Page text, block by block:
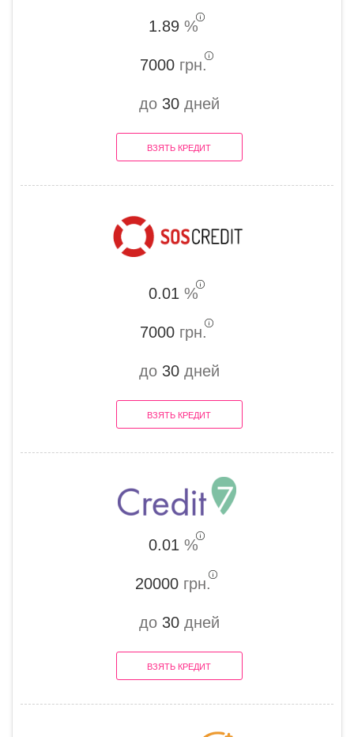
1.89%
7000грн.
до 30дней
ВЗЯТЬ КРЕДИТ
0.01 %
7000грн.
до 30дней
ВЗЯТЬ КРЕДИТ
0.01 %
20000 грн.
до 30дней
ВЗЯТЬ КРЕДИТ